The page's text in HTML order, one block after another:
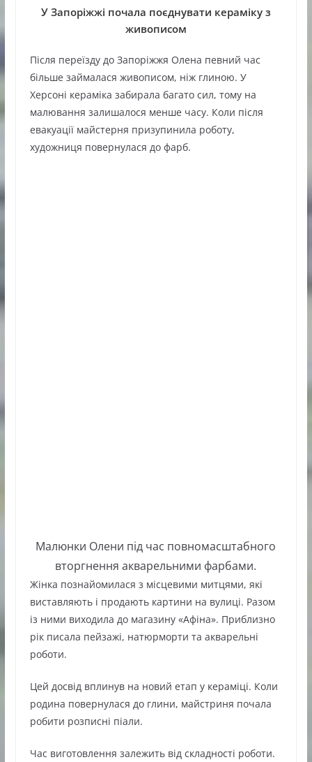
У Запоріжжі почала поєднувати кераміку з
живописом
Після переїзду до Запоріжжя Олена певний час
більше займалася живописом, ніж глиною. У
Херсоні кераміка забирала багато сил, тому на
малювання залишалося менше часу. Коли після
евакуації майстерня призупинила роботу,
художниця повернулася до фарб.
Малюнки Олени під час повномасштабного
вторгнення акварельними фарбами.
Жінка познайомилася з місцевими митцями, які
виставляють і продають картини на вулиці. Разом
із ними виходила до магазину «Афіна». Приблизно
рік писала пейзажі, натюрморти та акварельні
роботи.
Цей досвід вплинув на новий етап у кераміці. Коли
родина повернулася до глини, майстриня почала
робити розписні піали.
Час виготовлення залежить від складності роботи.